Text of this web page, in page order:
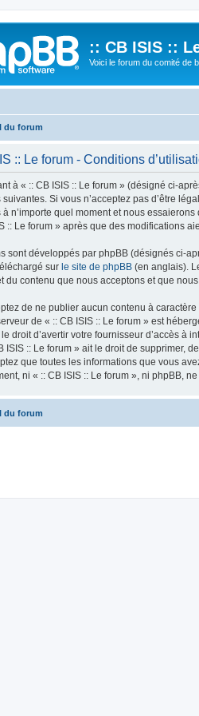
:: CB ISIS ::
Voici le forum du comité de
du forum
:: Le forum - Conditions
à « :: CB ISIS :: Le forum » (désigné ci-
Si vous n’acceptez pas d’être
n’importe quel moment et nous
:: Le forum » après que des modifications
sont développés par phpBB (désignés ci-
sur le site de phpBB (en anglais).
du contenu que nous acceptons et que
de ne publier aucun contenu à
de « :: CB ISIS :: Le forum » est
droit d’avertir votre fournisseur d’accès à
ISIS :: Le forum » ait le droit de supprimer,
que toutes les informations que vous
ni « :: CB ISIS :: Le forum », ni phpBB,
du forum